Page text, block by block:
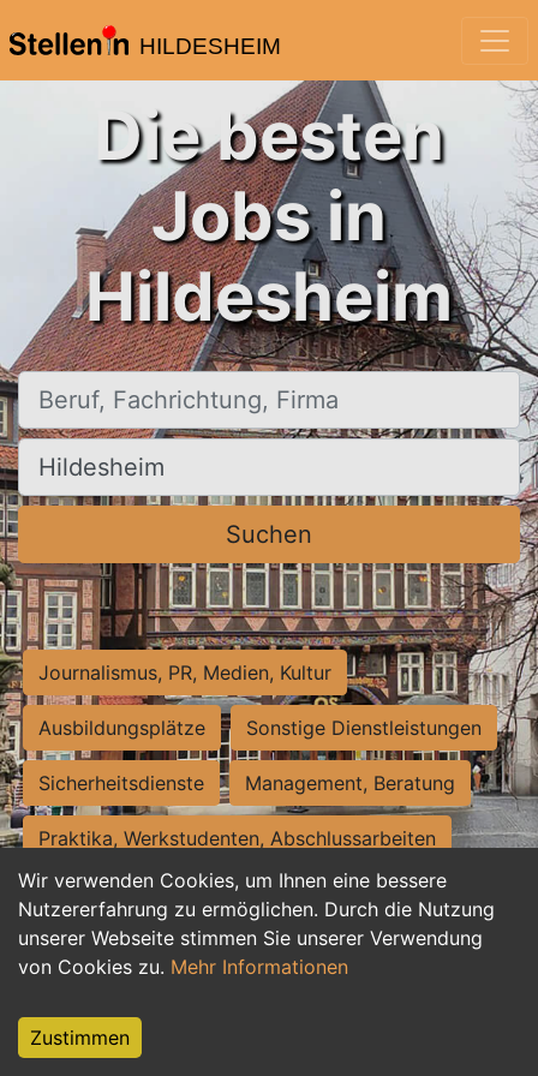
HILDESHEIM
Wir verwenden Cookies, um Ihnen eine bessere
Nutzererfahrung zu ermöglichen. Durch die Nutzung
unserer Webseite stimmen Sie unserer Verwendung
von Cookies zu. Mehr Informationen
Zustimmen
Die besten
Jobs in
Hildesheim
Beruf, Fachrichtung, Firma
Ort, Stadt
Suchen
Journalismus, PR, Medien, Kultur
Ausbildungsplätze Sonstige Dienstleistungen
Sicherheitsdienste Management, Beratung
Praktika, Werkstudenten, Abschlussarbeiten
Personalwesen Assistenz, Sekretariat
Hilfskräfte, Aushilfs- und Nebenjobs
Weiterbildung, Studium, duale Ausbildung